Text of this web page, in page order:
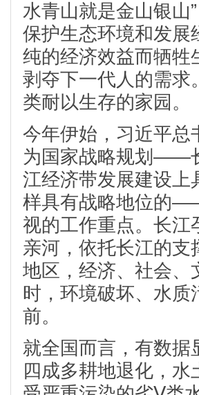
水青山就是金山银山
保护生态环境和发展
纯的经济效益而牺牲
剥夺下一代人的需求
类耐以生存的家园。
今年伊始，习近平总
为国家战略规划——
江经济带发展建设上
样具有战略地位的
视的工作重点。长江
亲河，依托长江的支
地区，经济、社会、
时，环境破坏、水
前。
就全国而言，有数据
四成多耕地退化，